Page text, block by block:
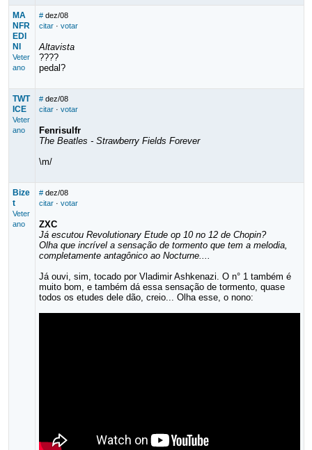
MA
NFR
EDI
NI
Veter
ano
# dez/08
citar· votar
Altavista
????
pedal?
TWT
ICE
Veter
ano
# dez/08
citar· votar
Fenrisulfr
The Beatles - Strawberry Fields Forever
\m/
Bize
t
Veter
ano
# dez/08
citar· votar
ZXC
Já escutou Revolutionary Etude op 10 no 12 de Chopin?
Olha que incrível a sensação de tormento que tem a melodia,
completamente antagônico ao Nocturne....
Já ouvi, sim, tocado por Vladimir Ashkenazi. O n° 1 também é
muito bom, e também dá essa sensação de tormento, quase
todos os etudes dele dão, creio... Olha esse, o nono: